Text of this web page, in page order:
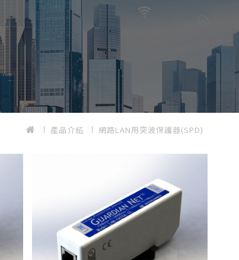
產品介紹 網路LAN用突波保護器(SPD)